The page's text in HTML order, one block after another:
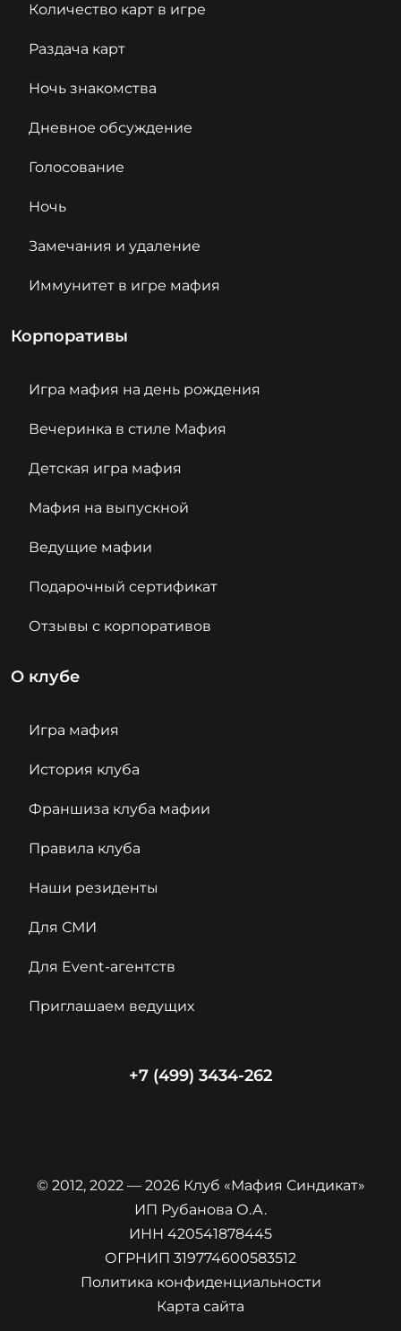
Количество карт в игре
Раздача карт
Ночь знакомства
Дневное обсуждение
Голосование
Ночь
Замечания и удаление
Иммунитет в игре мафия
Корпоративы
Игра мафия на день рождения
Вечеринка в стиле Мафия
Детская игра мафия
Мафия на выпускной
Ведущие мафии
Подарочный сертификат
Отзывы с корпоративов
О клубе
Игра мафия
История клуба
Франшиза клуба мафии
Правила клуба
Наши резиденты
Для СМИ
Для Event-агентств
Приглашаем ведущих
+7 (499) 3434-262
© 2012, 2022 — 2026 Клуб «Мафия Синдикат»
ИП Рубанова О.А.
ИНН 420541878445
ОГРНИП 319774600583512
Политика конфиденциальности
Карта сайта